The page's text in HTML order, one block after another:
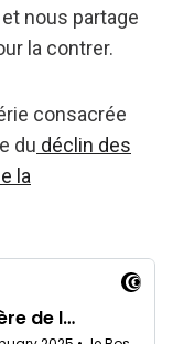
nous partage
la contrer.
consacrée
du déclin des
la